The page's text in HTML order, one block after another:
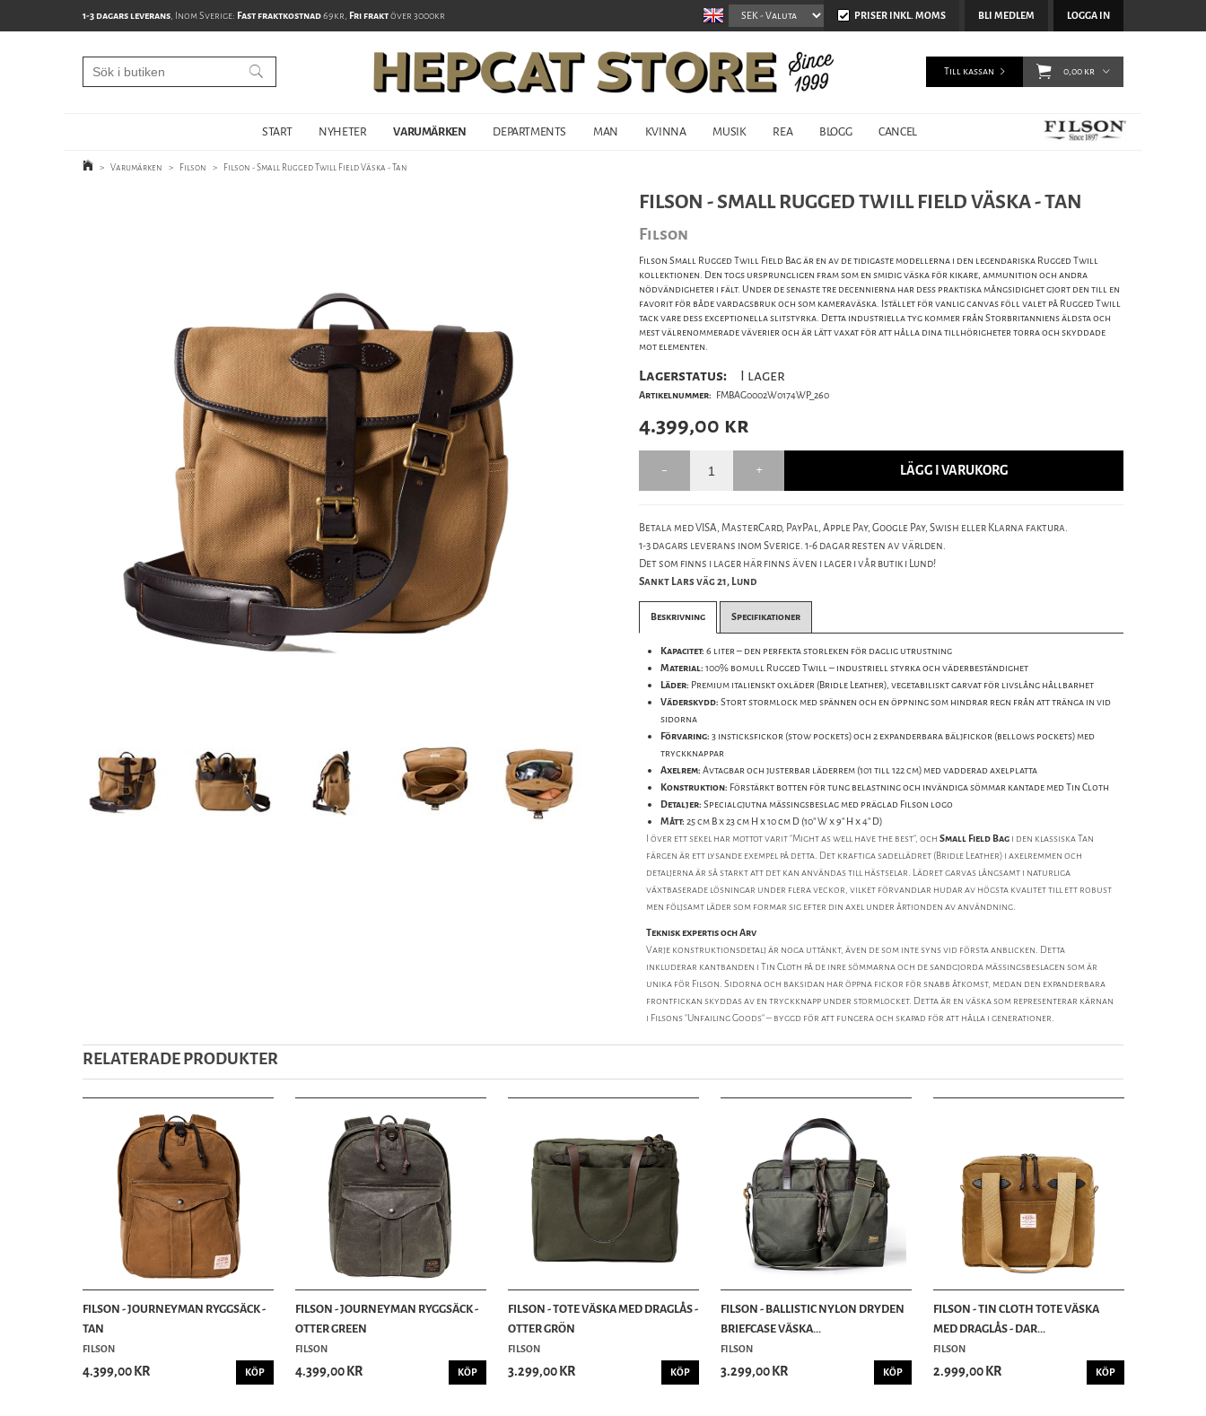
1-3 dagars leverans, Inom Sverige: Fast fraktkostnad69kr, Fri fraktöver 3000kr BLI MEDLEM LOGGA IN
PRISER INKL. MOMS
START NYHETER VARUMÄRKEN DEPARTMENTS MAN KVINNA MUSIK REA BLOGG CANCEL
Till kassan 0,00 kr
> Varumärken > Filson > Filson - Small Rugged Twill Field Väska - Tan
FILSON - SMALL RUGGED TWILL FIELD VÄSKA - TAN
Filson
Filson Small Rugged Twill Field Bag är en av de tidigaste modellerna i den legendariska Rugged Twill
kollektionen. Den togs ursprungligen fram som en smidig väska för kikare, ammunition och andra
nödvändigheter i fält. Under de senaste tre decennierna har dess praktiska mångsidighet gjort den till en
favorit för både vardagsbruk och som kameraväska. Istället för vanlig canvas föll valet på Rugged Twill
tack vare dess exceptionella slitstyrka. Detta industriella tyg kommer från Storbritanniens äldsta och
mest välrenommerade väverier och är lätt vaxat för att hålla dina tillhörigheter torra och skyddade
mot elementen.
Lagerstatus: I lager
Artikelnummer: FMBAG0002W0174WP_260
4.399,00 kr
LÄGG I VARUKORG
Betala med VISA, MasterCard, PayPal, Apple Pay, Google Pay, Swish eller Klarna faktura.
1-3 dagars leverans inom Sverige. 1-6 dagar resten av världen.
Det som finns i lager här finns även i lager i vår butik i Lund!
Sankt Lars väg 21, Lund
Beskrivning Specifikationer
Kapacitet: 6 liter – den perfekta storleken för daglig utrustning
Material: 100% bomull Rugged Twill – industriell styrka och väderbeständighet
Läder: Premium italienskt oxläder (Bridle Leather), vegetabiliskt garvat för livslång hållbarhet
Väderskydd: Stort stormlock med spännen och en öppning som hindrar regn från att tränga in vid
sidorna
Förvaring: 3 insticksfickor (stow pockets) och 2 expanderbara bäljfickor (bellows pockets) med
tryckknappar
Axelrem: Avtagbar och justerbar läderrem (101 till 122 cm) med vadderad axelplatta
Konstruktion: Förstärkt botten för tung belastning och invändiga sömmar kantade med Tin Cloth
Detaljer: Specialgjutna mässingsbeslag med präglad Filson logo
Mått: 25 cm B x 23 cm H x 10 cm D (10" W x 9" H x 4" D)
I över ett sekel har mottot varit "Might as well have the best", och Small Field Bag i den klassiska Tan
färgen är ett lysande exempel på detta. Det kraftiga sadellädret (Bridle Leather) i axelremmen och
detaljerna är så starkt att det kan användas till hästselar. Lädret garvas långsamt i naturliga
växtbaserade lösningar under flera veckor, vilket förvandlar hudar av högsta kvalitet till ett robust
men följsamt läder som formar sig efter din axel under årtionden av användning.
Teknisk expertis och Arv
Varje konstruktionsdetalj är noga uttänkt, även de som inte syns vid första anblicken. Detta
inkluderar kantbanden i Tin Cloth på de inre sömmarna och de sandgjorda mässingsbeslagen som är
unika för Filson. Sidorna och baksidan har öppna fickor för snabb åtkomst, medan den expanderbara
frontfickan skyddas av en tryckknapp under stormlocket. Detta är en väska som representerar kärnan
i Filsons "Unfailing Goods" – byggd för att fungera och skapad för att hålla i generationer.
RELATERADE PRODUKTER
FILSON - JOURNEYMAN RYGGSÄCK -
TAN
FILSON
4.399,00 KR KÖP
FILSON - JOURNEYMAN RYGGSÄCK -
OTTER GREEN
FILSON
4.399,00 KR KÖP
FILSON - TOTE VÄSKA MED DRAGLÅS -
OTTER GRÖN
FILSON
3.299,00 KR KÖP
FILSON - BALLISTIC NYLON DRYDEN
BRIEFCASE VÄSKA...
FILSON
3.299,00 KR KÖP
FILSON - TIN CLOTH TOTE VÄSKA
MED DRAGLÅS - DAR...
FILSON
2.999,00 KR KÖP